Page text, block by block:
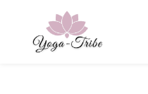
springen